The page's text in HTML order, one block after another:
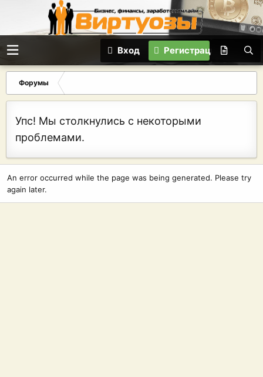
Вход Регистрация
Форумы
Упс! Мы столкнулись с некоторыми
проблемами.
An error occurred while the page was being generated. Please try
again later.